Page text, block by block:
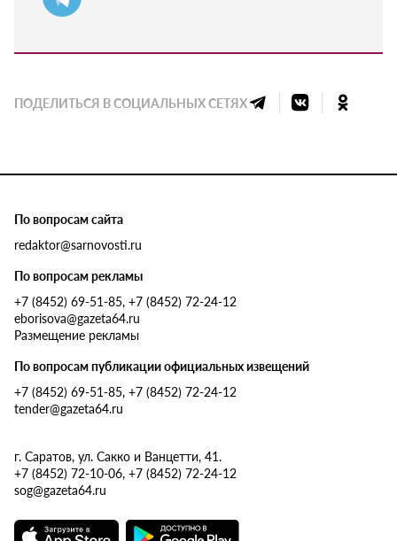
ПОДЕЛИТЬСЯ В СОЦИАЛЬНЫХ СЕТЯХ
По вопросам сайта
redaktor@sarnovosti.ru
По вопросам рекламы
+7 (8452) 69-51-85, +7 (8452) 72-24-12
eborisova@gazeta64.ru
Размещение рекламы
По вопросам публикации официальных извещений
+7 (8452) 69-51-85, +7 (8452) 72-24-12
tender@gazeta64.ru
г. Саратов, ул. Сакко и Ванцетти, 41.
+7 (8452) 72-10-06, +7 (8452) 72-24-12
sog@gazeta64.ru